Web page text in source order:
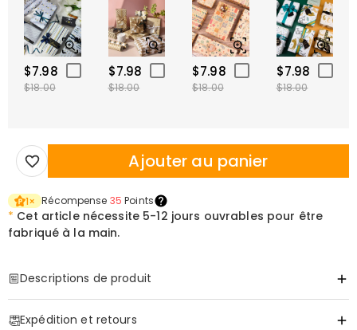
$7.98
$18.00
$7.98
$18.00
$7.98
$18.00
$7.98
$18.00
Ajouter au panier
1× Récompense 35 Points
* Cet article nécessite 5-12 jours ouvrables pour être
fabriqué à la main.
Descriptions de produit
Portez l'histoire que seul lui peut raconter
Expédition et retours